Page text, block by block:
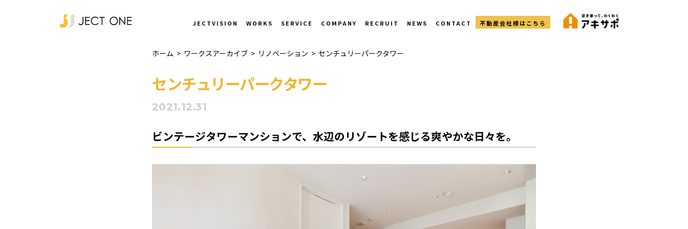
JECTVISION WORKS SERVICE COMPANY RECRUIT NEWS CONTACT 不動産会社様はこちら
ホーム > ワークスアーカイブ > リノベーション > センチュリーパークタワー
センチュリーパークタワー
2021.12.31
ビンテージタワーマンションで、水辺のリゾートを感じる爽やかな日々を。